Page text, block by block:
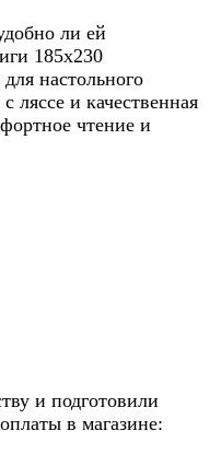
ли ей
185х230
настольного
ляссе и качественная
чтение и
и подготовили
в магазине: